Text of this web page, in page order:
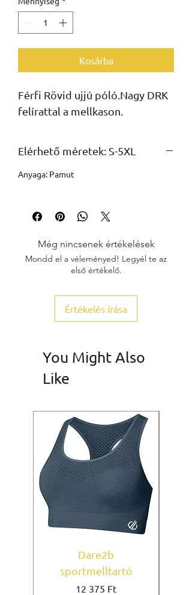
Kosárba
Férfi Rövid ujjú póló.Nagy DRK
felírattal a mellkason.
Elérhető méretek: S-5XL
Anyaga: Pamut
Még nincsenek értékelések
Mondd el a véleményed! Legyél te az
első értékelő.
Értékelés írása
You Might Also
Like
Dare2b
sportmelltartó
Ár
12 375 Ft